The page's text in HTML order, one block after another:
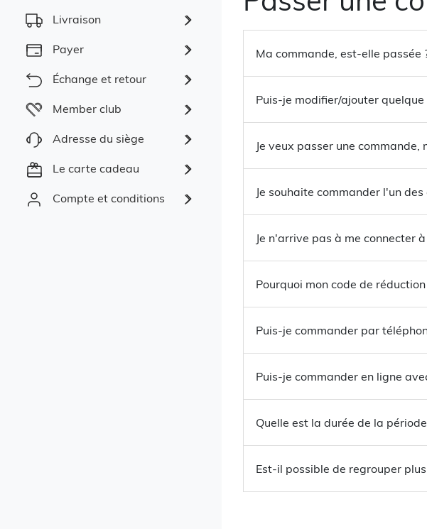
Livraison
Payer
Échange et retour
Member club
Adresse du siège
Le carte cadeau
Compte et conditions
Ma commande, est-elle passée
Puis-je modifier/ajouter
Je veux passer une
Je souhaite commander l'un
Je n'arrive pas à me connecter
Pourquoi mon code de
Puis-je commander par
Puis-je commander en ligne
Quelle est la durée de la
Est-il possible de regrouper